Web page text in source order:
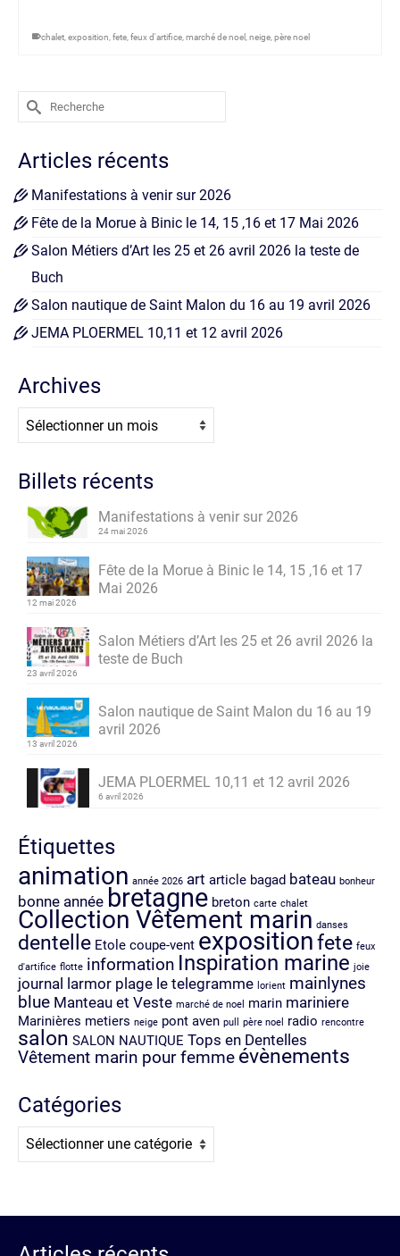
chalet exposition fete feux d'artifice marché de noel neige père noel
Rechercher :
Articles récents
Manifestations à venir sur 2026
Fête de la Morue à Binic le 14, 15 ,16 et 17 Mai 2026
Salon Métiers d’Art les 25 et 26 avril 2026 la teste de
Buch
Salon nautique de Saint Malon du 16 au 19 avril 2026
JEMA PLOERMEL 10,11 et 12 avril 2026
Archives
Archives
Billets récents
Manifestations à venir sur 2026
24 mai 2026
Fête de la Morue à Binic le 14, 15 ,16 et 17
Mai 2026
12 mai 2026
Salon Métiers d’Art les 25 et 26 avril 2026 la
teste de Buch
23 avril 2026
Salon nautique de Saint Malon du 16 au 19
avril 2026
13 avril 2026
JEMA PLOERMEL 10,11 et 12 avril 2026
6 avril 2026
Étiquettes
animation année 2026 art article bagad bateau bonheur
bonne année bretagne breton carte chalet
Collection Vêtement marin danses
dentelle Etole coupe-vent expositionfete feux
d'artifice flotte information Inspiration marine joie
journal larmor plage le telegramme lorient mainlynes
blue Manteau et Veste marché de noel marin mariniere
Marinières metiers neige pont aven pull père noel radio rencontre
salon SALON NAUTIQUE Tops en Dentelles
Vêtement marin pour femme évènements
Catégories
Catégories